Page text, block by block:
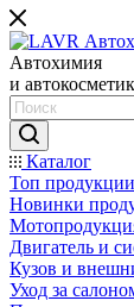
Автохимия
и
Каталог
Топ продукции
Новинки
Двигатель и
Кузов и
Уход за